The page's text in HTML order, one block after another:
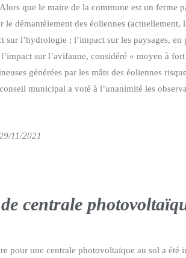
que le maire de la commune est un ferme
le démantèlement des éoliennes
sur l’hydrologie ; l’impact sur les paysages,
sur l’avifaune, considéré « moyen à
générées par les mâts des éoliennes
municipal a voté à l’unanimité les
11/2021
centrale
pour une centrale photovoltaïque au sol a